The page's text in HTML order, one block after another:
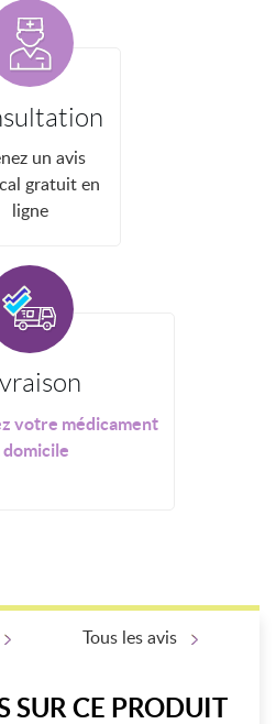
un avis
gratuit en
ligne
votre médicament
domicile
SUR CE PRODUIT
Tous les avis